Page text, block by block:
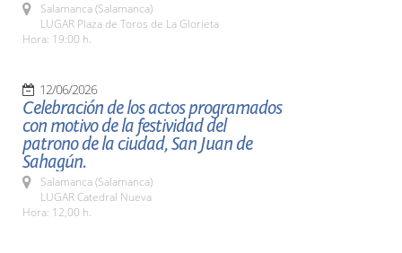
Salamanca (Salamanca)
LUGAR Plaza de Toros de La Glorieta
Hora: 19:00 h.
12/06/2026
Celebración de los actos programados
con motivo de la festividad del
patrono de la ciudad, San Juan de
Sahagún.
Salamanca (Salamanca)
LUGAR Catedral Nueva
Hora: 12,00 h.